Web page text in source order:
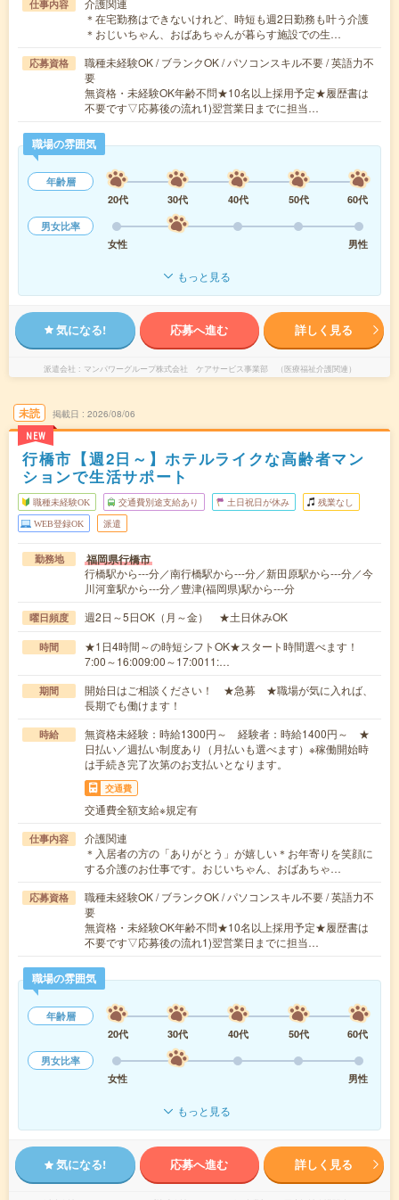
仕事内容
＊在宅勤務はできないけれど、時短も週2日勤務も叶う介護
＊おじいちゃん、おばあちゃんが暮らす施設での生…
応募資格
職種未経験OK / ブランクOK / パソコンスキル不要 / 英語力不
要
無資格・未経験OK年齢不問★10名以上採用予定★履歴書は
不要です▽応募後の流れ1)翌営業日までに担当…
職場の雰囲気
年齢層
20代
30代 40代 50代
60代
男女比率
女性
男性
もっと見る
気になる! 応募へ進む 詳しく見る
派遣会社 マンパワーグループ株式会社 ケアサービス事業部 （医療福祉介護関連）
未読
NEW
掲載日 2026/08/06
行橋市【週2日～】ホテルライクな高齢者マン
ションで生活サポート
職種未経験OK 交通費別途支給あり 土日祝日が休み 残業なし
WEB登録OK 派遣
勤務地 福岡県行橋市
行橋駅から---分／南行橋駅から---分／新田原駅から---分／今
川河童駅から---分／豊津(福岡県)駅から---分
曜日頻度 週2日～5日OK（月～金） ★土日休みOK
時間
★1日4時間～の時短シフトOK★スタート時間選べます！
7:00～16:009:00～17:0011:…
期間
開始日はご相談ください！ ★急募 ★職場が気に入れば、
長期でも働けます！
時給
無資格未経験：時給1300円～ 経験者：時給1400円～ ★
日払い／週払い制度あり（月払いも選べます）※稼働開始時
は手続き完了次第のお支払いとなります。
交通費
交通費全額支給※規定有
仕事内容
介護関連
＊入居者の方の「ありがとう」が嬉しい＊お年寄りを笑顔に
する介護のお仕事です。おじいちゃん、おばあちゃ…
応募資格
職種未経験OK / ブランクOK / パソコンスキル不要 / 英語力不
要
無資格・未経験OK年齢不問★10名以上採用予定★履歴書は
不要です▽応募後の流れ1)翌営業日までに担当…
職場の雰囲気
年齢層
20代
30代 40代 50代
60代
男女比率
女性
男性
もっと見る
気になる! 応募へ進む 詳しく見る